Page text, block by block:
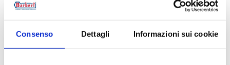
Consenso Dettagli Informazioni sui cookie
C9XE16N09 10
C9XE16N08 G 3/4 F 10